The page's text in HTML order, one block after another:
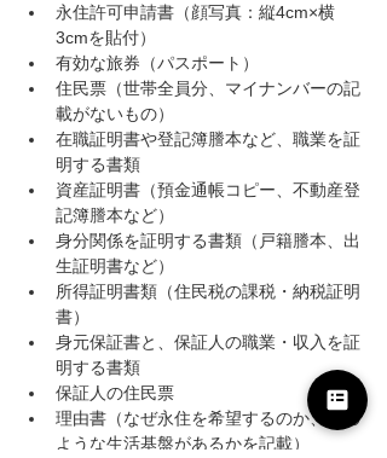
永住許可申請書（顔写真：縦4cm×横
3cmを貼付）
有効な旅券（パスポート）
住民票（世帯全員分、マイナンバーの記
載がないもの）
在職証明書や登記簿謄本など、職業を証
明する書類
資産証明書（預金通帳コピー、不動産登
記簿謄本など）
身分関係を証明する書類（戸籍謄本、出
生証明書など）
所得証明書類（住民税の課税・納税証明
書）
身元保証書と、保証人の職業・収入を証
明する書類
保証人の住民票
理由書（なぜ永住を希望するのか、どの
ような生活基盤があるかを記載）